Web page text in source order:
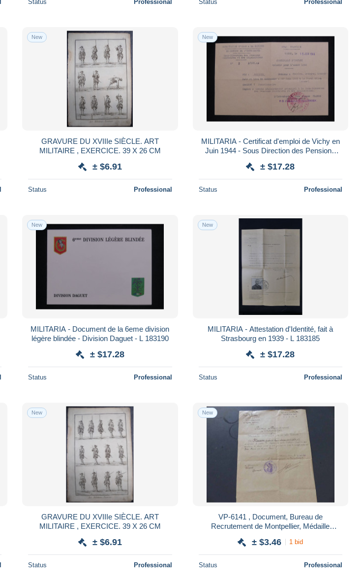
Status Professional Status Professional
New
GRAVURE DU XVIIIe SIÈCLE. ART
MILITAIRE , EXERCICE. 39 X 26 CM
± $6.91
Status Professional
New
MILITARIA - Certificat d'emploi de Vichy en
Juin 1944 - Sous Direction des Pensions
± $17.28
Status Professional
New
MILITARIA - Document de la 6eme division
légère blindée - Division Daguet - L 183190
± $17.28
Status Professional
New
MILITARIA - Attestation d'Identité, fait à
Strasbourg en 1939 - L 183185
± $17.28
Status Professional
New
GRAVURE DU XVIIIe SIÈCLE. ART
MILITAIRE , EXERCICE. 39 X 26 CM
± $6.91
Status Professional
New
VP-6141 , Document, Bureau de
Recrutement de Montpellier, Médaille
± $3.46 1 bid
Status Professional